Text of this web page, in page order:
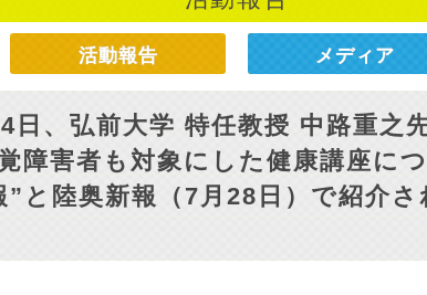
活動報告 メディア
日、弘前大学 特任教授 中路重之
障害者も対象にした健康講座に
と陸奥新報（7月28日）で紹介さ